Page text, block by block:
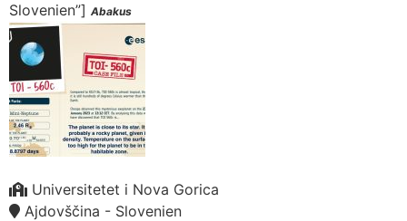
Slovenien”] Abakus
Universitetet i Nova Gorica
Ajdovščina - Slovenien